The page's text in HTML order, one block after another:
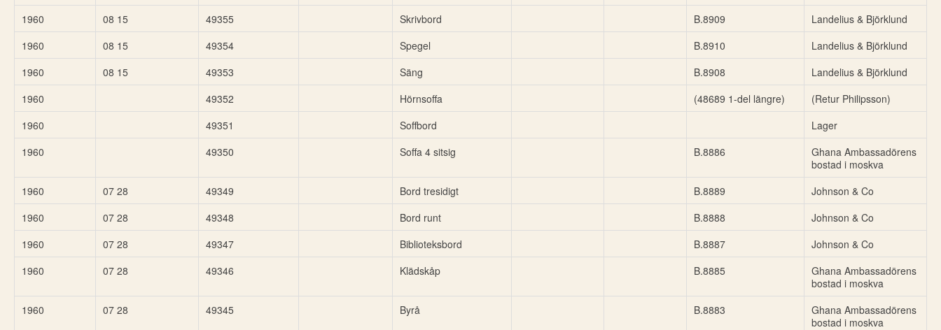
1960
08 15 49355 Skrivbord B.8909
Landelius & Björklund
1960
08 15 49354 Spegel B.8910
Landelius & Björklund
1960
08 15 49353 Säng B.8908
Landelius & Björklund
1960
49352 Hörnsoffa (48689 1-del längre)
(Retur Philipsson)
1960
49351 Soffbord
Lager
1960
49350 Soffa 4 sitsig B.8886
Ghana Ambassadörens
bostad i moskva
1960
07 28 49349 Bord tresidigt B.8889
Johnson & Co
1960
07 28 49348 Bord runt B.8888
Johnson & Co
1960
07 28 49347 Biblioteksbord B.8887
Johnson & Co
1960
07 28 49346 Klädskåp B.8885
Ghana Ambassadörens
bostad i moskva
1960
07 28 49345 Byrå B.8883
Ghana Ambassadörens
bostad i moskva